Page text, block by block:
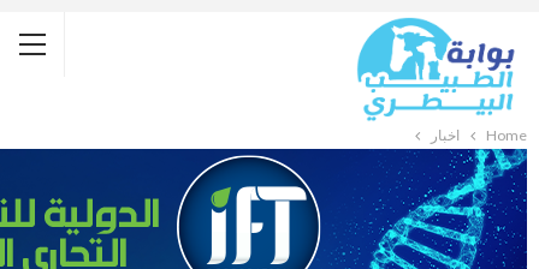
Home أخبار